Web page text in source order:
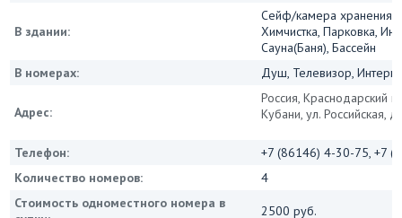
В здании:
Сейф/камера хранения,
Химчистка, Парковка,
Сауна(Баня), Бассейн
В номерах:
Душ, Телевизор,
Адрес:
Россия, Краснодарский
Кубани, ул. Российская,
Телефон:
+7 (86146) 4-30-75, +7
Количество номеров:
4
Стоимость одноместного номера в
2500 руб.